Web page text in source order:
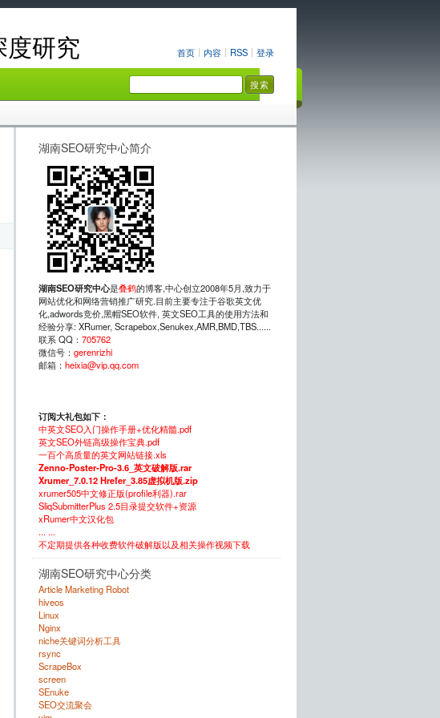
首页 内容 RSS 登录
研究
湖南SEO研究中心简介
湖南SEO研究中心是叠鹤的博客,中心创立2008年5月,致力于
网站优化和网络营销推广研究.目前主要专注于谷歌英文优
化,adwords竞价,黑帽SEO软件, 英文SEO工具的使用方法和
经验分享: XRumer, Scrapebox,Senukex,AMR,BMD,TBS......
联系 QQ： 705762
微信号： gerenrizhi
邮箱： heixia@vip.qq.com
订阅大礼包如下：
中英文SEO入门操作手册+优化精髓.pdf
英文SEO外链高级操作宝典.pdf
一百个高质量的英文网站链接.xls
Zenno-Poster-Pro-3.6_英文破解版.rar
Xrumer_7.0.12 Hrefer_3.85虚拟机版.zip
xrumer505中文修正版(profile利器).rar
SliqSubmitterPlus 2.5目录提交软件+资源
xRumer中文汉化包
... ...
不定期提供各种收费软件破解版以及相关操作视频下载
湖南SEO研究中心分类
Article Marketing Robot
hiveos
Linux
Nginx
niche关键词分析工具
rsync
ScrapeBox
screen
SEnuke
SEO交流聚会